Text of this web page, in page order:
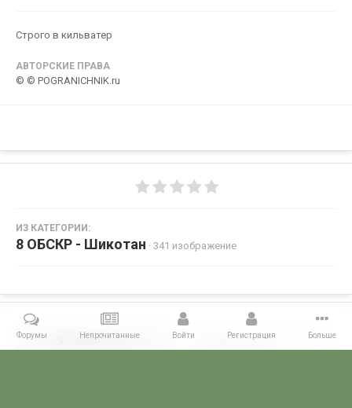
Строго в кильватер
АВТОРСКИЕ ПРАВА
© © POGRANICHNIK.ru
ИЗ КАТЕГОРИИ:
8 ОБСКР - Шикотан · 341 изображение
Поделиться Подписчики 0
Форумы Непрочитанные Войти Регистрация Больше